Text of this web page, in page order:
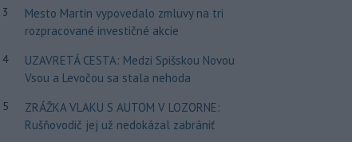
3
Mesto Martin vypovedalo zmluvy na tri
rozpracované investičné akcie
4
UZAVRETÁ CESTA: Medzi Spišskou Novou
Vsou a Levočou sa stala nehoda
5
ZRÁŽKA VLAKU S AUTOM V LOZORNE:
Rušňovodič jej už nedokázal zabrániť